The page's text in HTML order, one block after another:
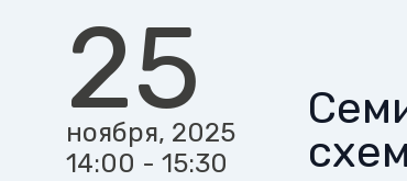
25
ноября, 2025
14:00 - 15:30